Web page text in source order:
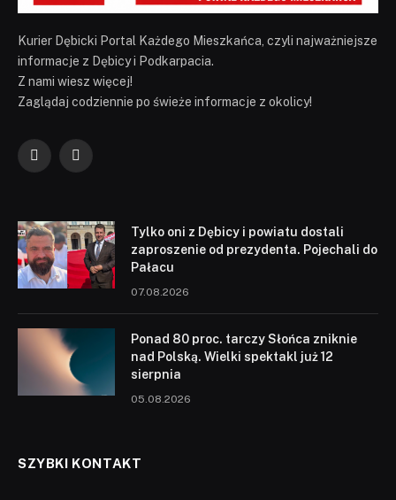
Kurier Dębicki Portal Każdego Mieszkańca, czyli najważniejsze
informacje z Dębicy i Podkarpacia.
Z nami wiesz więcej!
Zaglądaj codziennie po świeże informacje z okolicy!
FacebookYouTube
Tylko oni z Dębicy i powiatu dostali
zaproszenie od prezydenta. Pojechali do
Pałacu
07.08.2026
Ponad 80 proc. tarczy Słońca zniknie
nad Polską. Wielki spektakl już 12
sierpnia
05.08.2026
SZYBKI KONTAKT